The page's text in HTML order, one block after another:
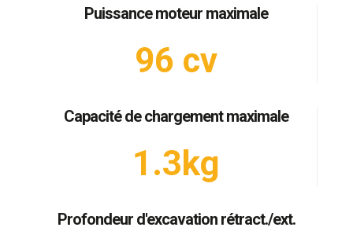
Puissance moteur maximale
96 cv
Capacité de chargement maximale
1.3kg
Profondeur d'excavation rétract./ext.